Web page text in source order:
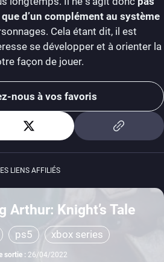
d’un complément au système
Cela étant dit, il est
se développer et à orienter la
façon de jouer.
nous à vos favoris
LIENS AFFILIÉS
Arthur: Knight’s Tale
ps5 xbox series
sortie : 26/04/2022